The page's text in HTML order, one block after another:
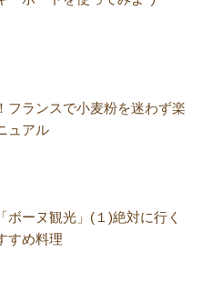
フランスで小麦粉を迷わず楽
ュアル
ボーヌ観光」(１)絶対に行く
すめ料理